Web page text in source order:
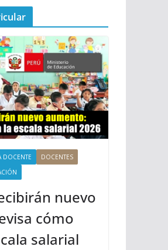
DOCENTE
DOCENTES
nuevo
cómo
salarial